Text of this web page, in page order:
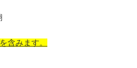
含みます。